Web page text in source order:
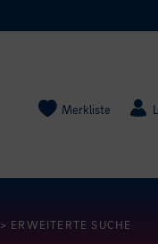
Merkliste
> ERWEITERTE SUCHE